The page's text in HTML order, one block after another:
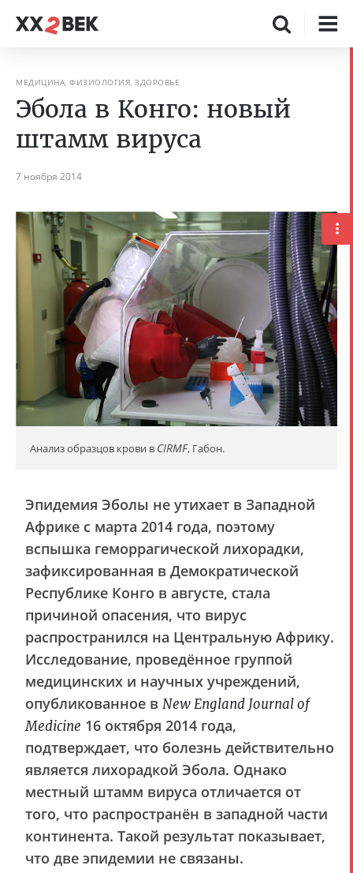
МЕДИЦИНА, ФИЗИОЛОГИЯ, ЗДОРОВЬЕ
Эбола в Конго: новый
штамм вируса
7 ноября 2014
Анализ образцов крови в CIRMF, Габон.
Эпидемия Эболы не утихает в Западной
Африке с марта 2014 года, поэтому
вспышка геморрагической лихорадки,
зафиксированная в Демократической
Республике Конго в августе, стала
причиной опасения, что вирус
распространился на Центральную Африку.
Исследование, проведённое группой
медицинских и научных учреждений,
опубликованное в New England Journal of
Medicine 16 октября 2014 года,
подтверждает, что болезнь действительно
является лихорадкой Эбола. Однако
местный штамм вируса отличается от
того, что распространён в западной части
континента. Такой результат показывает,
что две эпидемии не связаны.